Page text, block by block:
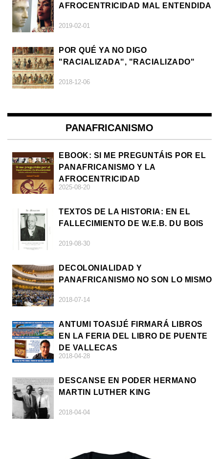
AFROCENTRICIDAD MAL ENTENDIDA
2019-02-01
POR QUÉ YA NO DIGO
"RACIALIZADA", "RACIALIZADO"
2018-12-06
PANAFRICANISMO
EBOOK: SI ME PREGUNTÁIS POR EL
PANAFRICANISMO Y LA
AFROCENTRICIDAD
2025-08-20
TEXTOS DE LA HISTORIA: EN EL
FALLECIMIENTO DE W.E.B. DU BOIS
2019-08-30
DECOLONIALIDAD Y
PANAFRICANISMO NO SON LO MISMO
2018-07-14
ANTUMI TOASIJÉ FIRMARÁ LIBROS
EN LA FERIA DEL LIBRO DE PUENTE
DE VALLECAS
2018-04-28
DESCANSE EN PODER HERMANO
MARTIN LUTHER KING
2018-04-04